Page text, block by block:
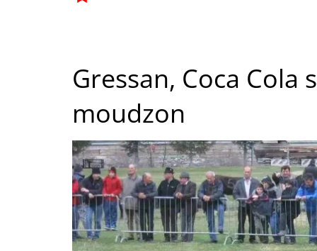
Gressan, Coca Cola
moudzon